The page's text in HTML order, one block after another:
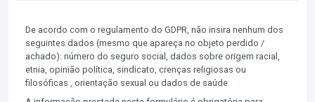
De acordo com o regulamento do GDPR, não insira nenhum dos
seguintes dados (mesmo que apareça no objeto perdido /
achado): número do seguro social, dados sobre origem racial,
etnia, opinião política, sindicato, crenças religiosas ou
filosóficas , orientação sexual ou dados de saúde